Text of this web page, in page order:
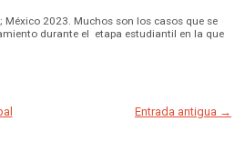
México 2023. Muchos son los casos que se
durante el etapa estudiantil en la que
Entrada antigua →